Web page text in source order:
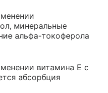
минеральные
альфа-токоферола
витамина Е с
абсорбция